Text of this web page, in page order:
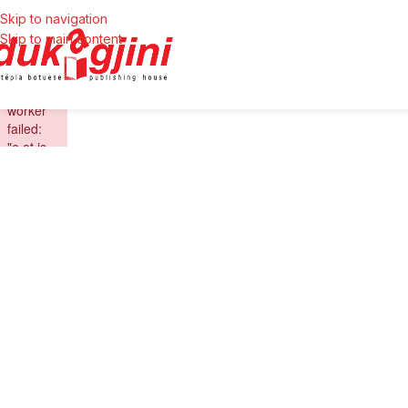
Skip to navigation
Skip to main content